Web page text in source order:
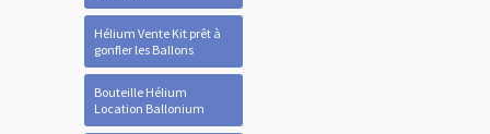
Hélium Vente Kit prêt à
gonfler les Ballons
Bouteille Hélium
Location Ballonium